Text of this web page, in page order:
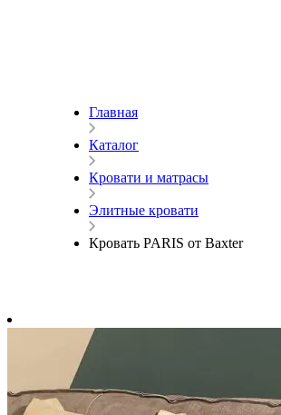
Главная
Каталог
Кровати и матрасы
Элитные кровати
Кровать PARIS от Baxter